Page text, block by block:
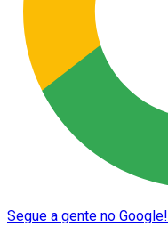
Segue a gente no Google!